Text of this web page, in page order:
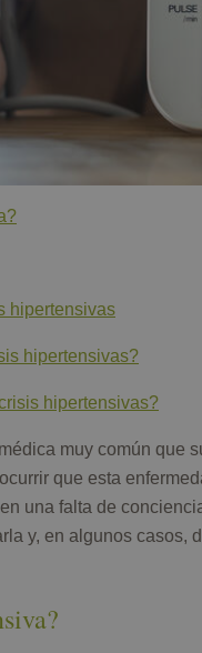
hipertensivas
hipertensivas?
hipertensivas?
muy común que
que esta
una falta de
y, en algunos casos,